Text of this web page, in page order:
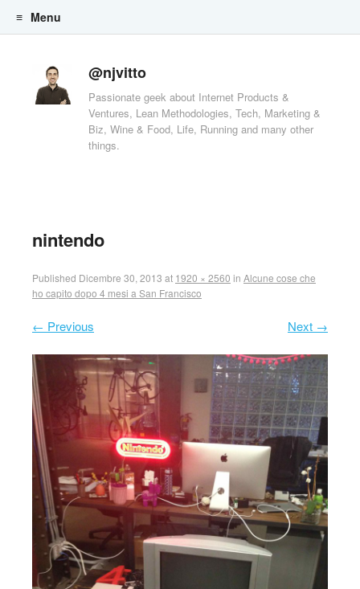
@njvitto
Passionate geek about Internet Products &
Ventures, Lean Methodologies, Tech, Marketing &
Biz, Wine & Food, Life, Running and many other
things.
Menu
nintendo
Published Dicembre 30, 2013 at 1920 × 2560 in Alcune cose che
ho capito dopo 4 mesi a San Francisco
← Previous Next →